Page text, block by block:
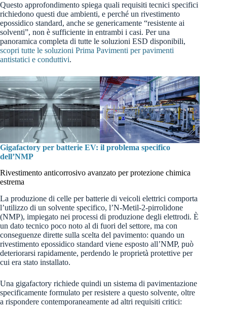
Questo approfondimento spiega quali requisiti tecnici specifici
richiedono questi due ambienti, e perché un rivestimento
epossidico standard, anche se genericamente “resistente ai
solventi”, non è sufficiente in entrambi i casi. Per una
panoramica completa di tutte le soluzioni ESD disponibili,
scopri tutte le soluzioni Prima Pavimenti per pavimenti
antistatici e conduttivi.
Gigafactory per batterie EV: il problema specifico
dell’NMP
Rivestimento anticorrosivo avanzato per protezione chimica
estrema
La produzione di celle per batterie di veicoli elettrici comporta
l’utilizzo di un solvente specifico, l’N-Metil-2-pirrolidone
(NMP), impiegato nei processi di produzione degli elettrodi. È
un dato tecnico poco noto al di fuori del settore, ma con
conseguenze dirette sulla scelta del pavimento: quando un
rivestimento epossidico standard viene esposto all’NMP, può
deteriorarsi rapidamente, perdendo le proprietà protettive per
cui era stato installato.
Una gigafactory richiede quindi un sistema di pavimentazione
specificamente formulato per resistere a questo solvente, oltre
a rispondere contemporaneamente ad altri requisiti critici: